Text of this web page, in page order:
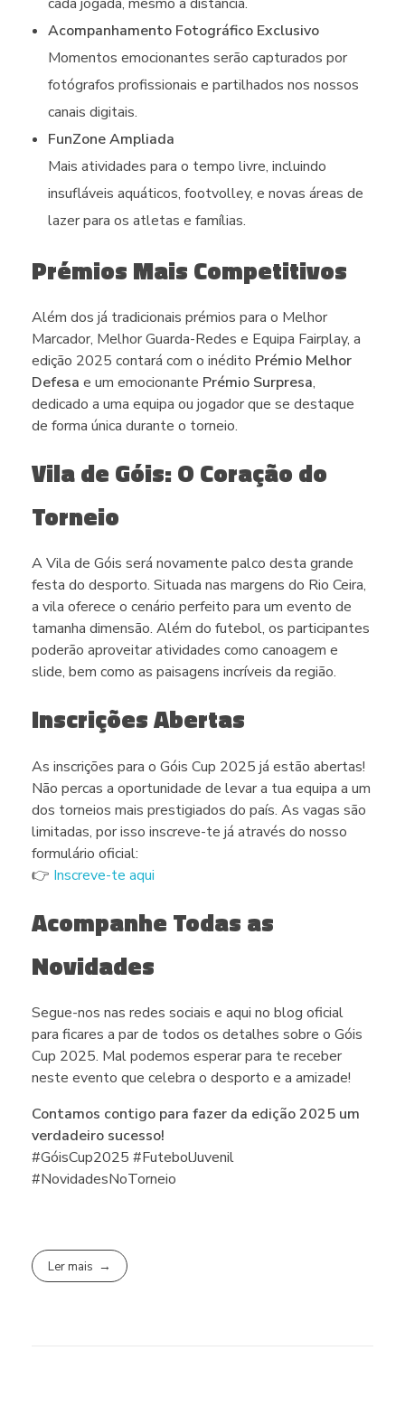
Acompanhamento Fotográfico Exclusivo
Momentos emocionantes serão capturados por
fotógrafos profissionais e partilhados nos nossos
canais digitais.
FunZone Ampliada
Mais atividades para o tempo livre, incluindo
insufláveis aquáticos, footvolley, e novas áreas de
lazer para os atletas e famílias.
Prémios Mais Competitivos
Além dos já tradicionais prémios para o Melhor
Marcador, Melhor Guarda-Redes e Equipa Fairplay, a
edição 2025 contará com o inédito Prémio Melhor
Defesa e um emocionante Prémio Surpresa,
dedicado a uma equipa ou jogador que se destaque
de forma única durante o torneio.
Vila de Góis: O Coração do
Torneio
A Vila de Góis será novamente palco desta grande
festa do desporto. Situada nas margens do Rio Ceira,
a vila oferece o cenário perfeito para um evento de
tamanha dimensão. Além do futebol, os participantes
poderão aproveitar atividades como canoagem e
slide, bem como as paisagens incríveis da região.
Inscrições Abertas
As inscrições para o Góis Cup 2025 já estão abertas!
Não percas a oportunidade de levar a tua equipa a um
dos torneios mais prestigiados do país. As vagas são
limitadas, por isso inscreve-te já através do nosso
formulário oficial:
👉 Inscreve-te aqui
Acompanhe Todas as
Novidades
Segue-nos nas redes sociais e aqui no blog oficial
para ficares a par de todos os detalhes sobre o Góis
Cup 2025. Mal podemos esperar para te receber
neste evento que celebra o desporto e a amizade!
Contamos contigo para fazer da edição 2025 um
verdadeiro sucesso!
#GóisCup2025 #FutebolJuvenil
#NovidadesNoTorneio
Ler mais